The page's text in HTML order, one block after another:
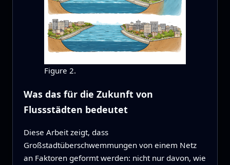
Figure 2.
Was das für die Zukunft von
Flussstädten bedeutet
Diese Arbeit zeigt, dass
Großstadtüberschwemmungen von einem Netz
an Faktoren geformt werden: nicht nur davon, wie